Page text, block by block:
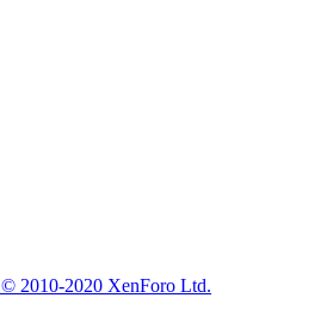
© 2010-2020 XenForo Ltd.